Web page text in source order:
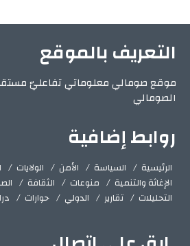
التعريف بالموقع
موقع صومالي معلوماتي تفاعليّ
الصومالي
روابط إضافية
الرئيسية السياسة الأمن الولايات
الإغاثة والتنمية
منوعات الثقافة
التحليلات
تقارير الدولي حوارات